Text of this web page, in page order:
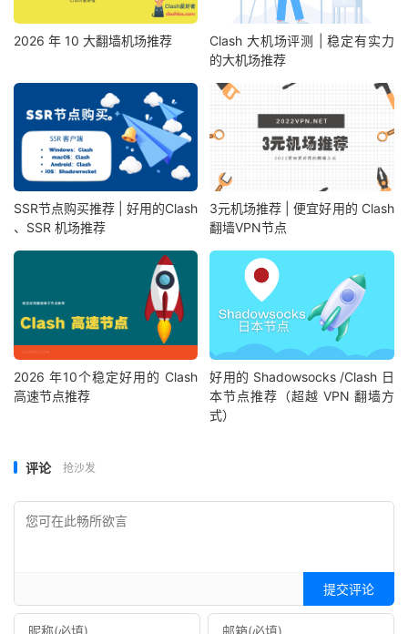
2026 年 10 大翻墙机场推荐
Clash 大机场评测 | 稳定有实力
的大机场推荐
SSR节点购买推荐 | 好用的Clash
、SSR 机场推荐
3元机场推荐 | 便宜好用的 Clash
翻墙VPN节点
2026 年10个稳定好用的 Clash
高速节点推荐
好用的 Shadowsocks /Clash 日
本节点推荐（超越 VPN 翻墙方
式）
评论 抢沙发
提交评论